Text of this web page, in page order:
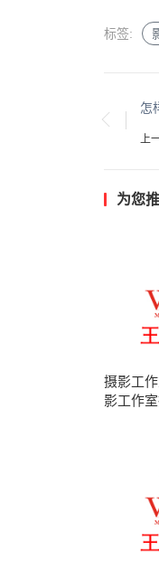
标签:
上
为您
摄影工
影工作